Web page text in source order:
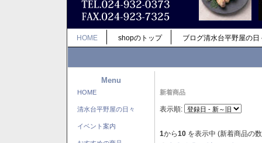
HOME shopのトップ ブログ清水台平野屋の日
Menu
HOME
清水台平野屋の日々
イベント案内
新着商品
表示順:
1から10 を表示中 (新着商品の